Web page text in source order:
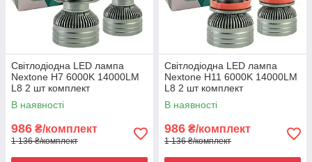
Світлодіодна LED лампа
Nextone H7 6000K 14000LM
L8 2 шт комплект
В наявності
986 ₴/комплект
1 136 ₴/комплект
Світлодіодна LED лампа
Nextone H11 6000K 14000LM
L8 2 шт комплект
В наявності
986 ₴/комплект
1 136 ₴/комплект